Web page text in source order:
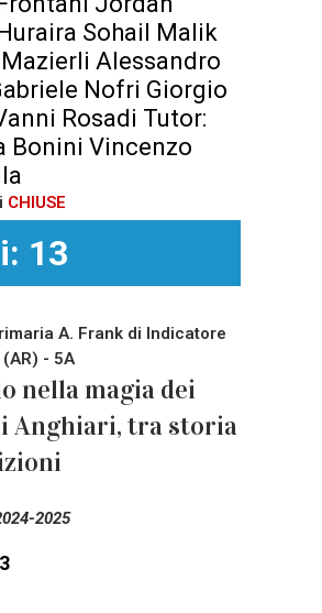
Sohail Malik
Alessandro
Nofri Giorgio
Rosadi Tutor:
Bonini Vincenzo
CHIUSE
13
A. Frank di Indicatore
- 5A
nella magia dei
Anghiari, tra storia
2025